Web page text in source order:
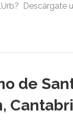
Descárgate
de